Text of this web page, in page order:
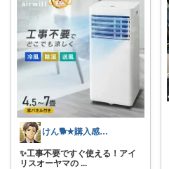
けん🐕★購入感謝です★（アイコン変更）
✨工事不要ですぐ使える！アイ
リスオーヤマの ...